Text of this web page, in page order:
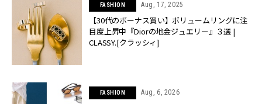
FASHION Aug, 17, 2025
【30代のボーナス買い】ボリュームリングに注
目度上昇中『Diorの地金ジュエリー』３選 |
CLASSY.[クラッシィ]
FASHION Aug, 6, 2026